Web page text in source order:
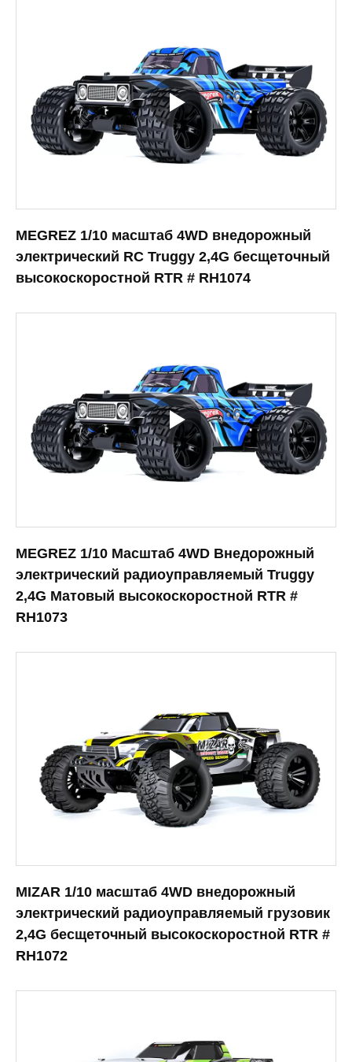
MEGREZ 1/10 масштаб 4WD внедорожный
электрический RC Truggy 2,4G бесщеточный
высокоскоростной RTR # RH1074
MEGREZ 1/10 Масштаб 4WD Внедорожный
электрический радиоуправляемый Truggy
2,4G Матовый высокоскоростной RTR #
RH1073
MIZAR 1/10 масштаб 4WD внедорожный
электрический радиоуправляемый грузовик
2,4G бесщеточный высокоскоростной RTR #
RH1072